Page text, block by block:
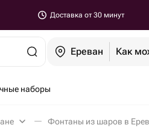
Доставка от 30 минут
Ереван Как
наборы
Фонтаны из шаров в